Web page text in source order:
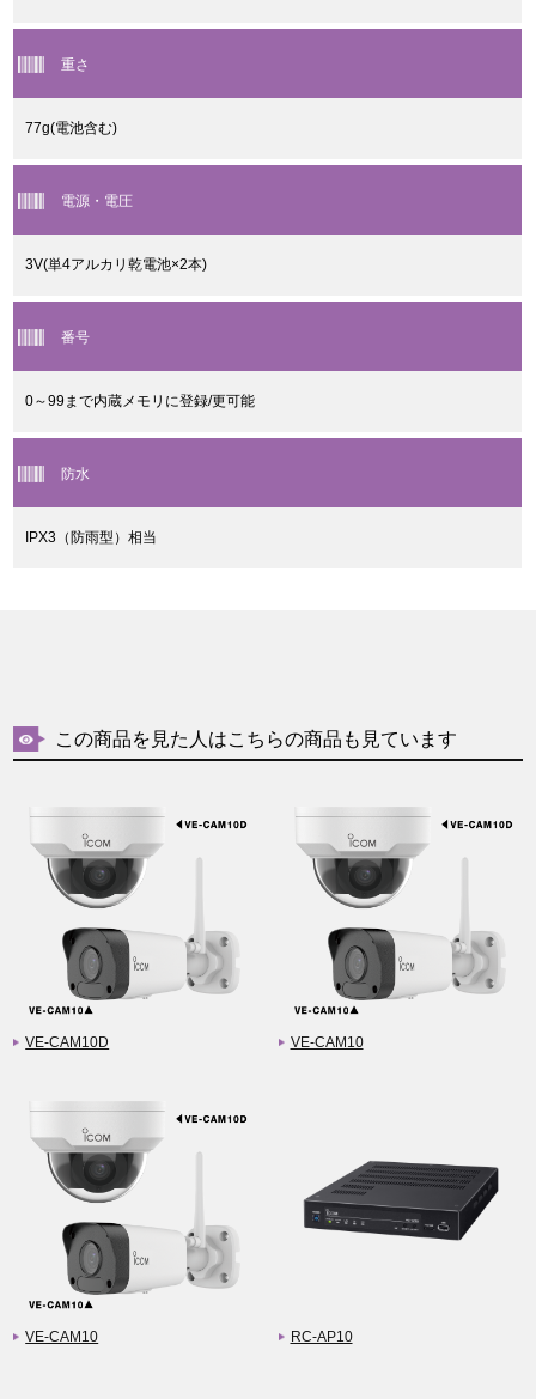
重さ
77g(電池含む)
電源・電圧
3V(単4アルカリ乾電池×2本)
番号
0～99まで内蔵メモリに登録/更可能
防水
IPX3（防雨型）相当
この商品を見た人はこちらの商品も見ています
VE-CAM10D VE-CAM10
VE-CAM10 RC-AP10